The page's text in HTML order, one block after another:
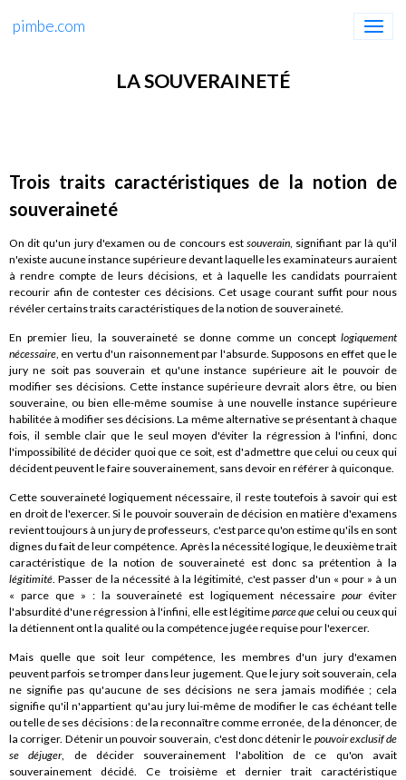
pimbe.com
LA SOUVERAINETÉ
Trois traits caractéristiques de la notion de
souveraineté
On dit qu'un jury d'examen ou de concours estsouverain, signifiant par là qu'il
n'existe aucune instance supérieure devant laquelle les examinateurs auraient
à rendre compte de leurs décisions, et à laquelle les candidats pourraient
recourir afin de contester ces décisions. Cet usage courant suffit pour nous
révéler certains traits caractéristiques de la notion de souveraineté.
En premier lieu, la souveraineté se donne comme un concept logiquement
nécessaire, en vertu d'un raisonnement par l'absurde. Supposons en effet que le
jury ne soit pas souverain et qu'une instance supérieure ait le pouvoir de
modifier ses décisions. Cette instance supérieure devrait alors être, ou bien
souveraine, ou bien elle-même soumise à une nouvelle instance supérieure
habilitée à modifier ses décisions. La même alternative se présentant à chaque
fois, il semble clair que le seul moyen d'éviter la régression à l'infini, donc
l'impossibilité de décider quoi que ce soit, est d'admettre que celui ou ceux qui
décident peuvent le faire souverainement, sans devoir en référer à quiconque.
Cette souveraineté logiquement nécessaire, il reste toutefois à savoir qui est
en droit de l'exercer. Si le pouvoir souverain de décision en matière d'examens
revient toujours à un jury de professeurs, c'est parce qu'on estime qu'ils en sont
dignes du fait de leur compétence. Après la nécessité logique, le deuxième trait
caractéristique de la notion de souveraineté est donc sa prétention à la
légitimité. Passer de la nécessité à la légitimité, c'est passer d'un « pour » à un
« parce que » : la souveraineté est logiquement nécessairepouréviter
l'absurdité d'une régression à l'infini, elle est légitimeparce que celui ou ceux qui
la détiennent ont la qualité ou la compétence jugée requise pour l'exercer.
Mais quelle que soit leur compétence, les membres d'un jury d'examen
peuvent parfois se tromper dans leur jugement. Que le jury soit souverain, cela
ne signifie pas qu'aucune de ses décisions ne sera jamais modifiée ; cela
signifie qu'il n'appartient qu'au jury lui-même de modifier le cas échéant telle
ou telle de ses décisions : de la reconnaître comme erronée, de la dénoncer, de
la corriger. Détenir un pouvoir souverain, c'est donc détenir le pouvoir exclusif de
se déjuger, de décider souverainement l'abolition de ce qu'on avait
souverainement décidé. Ce troisième et dernier trait caractéristique